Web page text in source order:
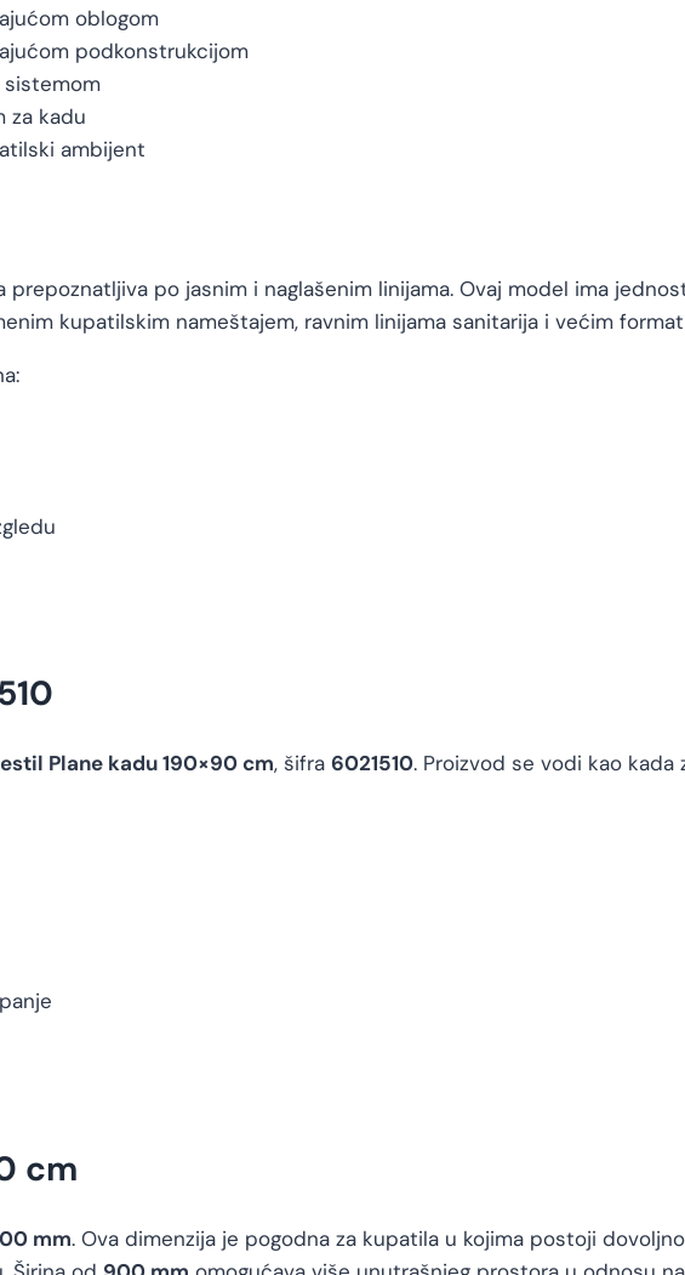
oblogom
podkonstrukcijom
sistemom
za kadu
ambijent
prepoznatljiva po jasnim i naglašenim linijama. Ovaj model ima
kupatilskim nameštajem, ravnim linijama sanitarija i većim
Plane kadu 190×90 cm, šifra 6021510. Proizvod se vodi kao kada
cm
mm. Ova dimenzija je pogodna za kupatila u kojima postoji